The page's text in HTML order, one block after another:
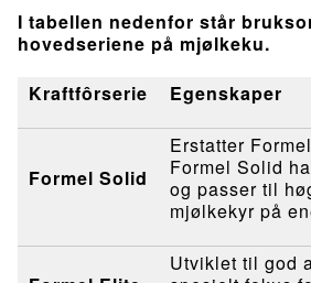
I tabellen nedenfor står
hovedseriene på mjølkeku.
Kraftfôrserie
Egenskaper
Formel Solid
Erstatter
Formel Solid
og passer til
mjølkekyr på
Utviklet til god